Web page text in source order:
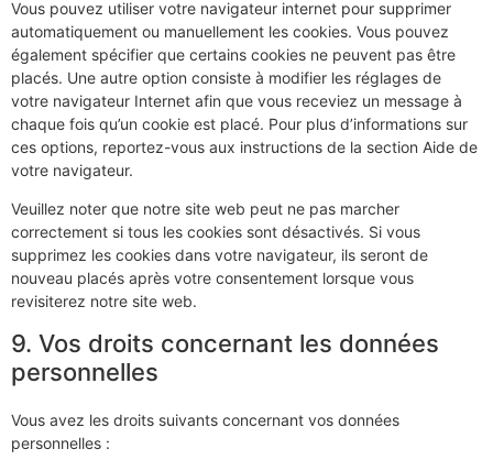
Vous pouvez utiliser votre navigateur internet pour supprimer
automatiquement ou manuellement les cookies. Vous pouvez
également spécifier que certains cookies ne peuvent pas être
placés. Une autre option consiste à modifier les réglages de
votre navigateur Internet afin que vous receviez un message à
chaque fois qu’un cookie est placé. Pour plus d’informations sur
ces options, reportez-vous aux instructions de la section Aide de
votre navigateur.
Veuillez noter que notre site web peut ne pas marcher
correctement si tous les cookies sont désactivés. Si vous
supprimez les cookies dans votre navigateur, ils seront de
nouveau placés après votre consentement lorsque vous
revisiterez notre site web.
9. Vos droits concernant les données
personnelles
Vous avez les droits suivants concernant vos données
personnelles :